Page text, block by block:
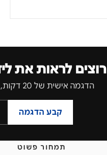
רוצים לראות את
הדגמה אישית של 20 דקות, בעברית, בלי התחייבות.
קבע הדגמה
תמחור פשוט